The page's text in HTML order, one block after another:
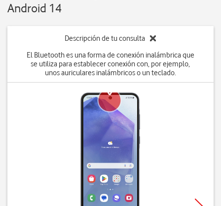
Android 14
Descripción de tu consulta
El Bluetooth es una forma de conexión inalámbrica que
se utiliza para establecer conexión con, por ejemplo,
unos auriculares inalámbricos o un teclado.